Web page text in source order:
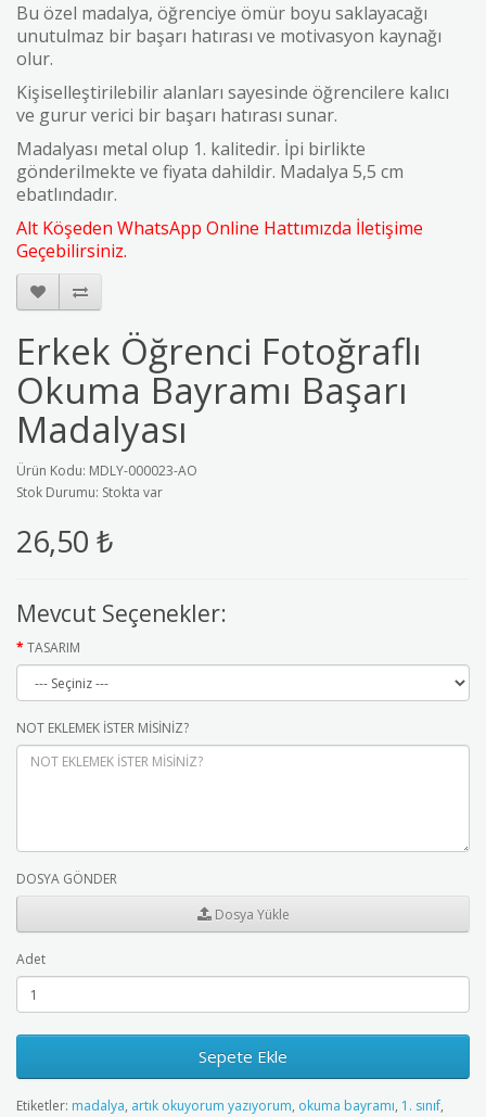
Bu özel madalya, öğrenciye ömür boyu saklayacağı
unutulmaz bir başarı hatırası ve motivasyon kaynağı
olur.
Kişiselleştirilebilir alanları sayesinde öğrencilere kalıcı
ve gurur verici bir başarı hatırası sunar.
Madalyası metal olup 1. kalitedir. İpi birlikte
gönderilmekte ve fiyata dahildir. Madalya 5,5 cm
ebatlındadır.
Alt Köşeden WhatsApp Online Hattımızda İletişime
Geçebilirsiniz.
Erkek Öğrenci Fotoğraflı
Okuma Bayramı Başarı
Madalyası
Ürün Kodu: MDLY-000023-AO
Stok Durumu: Stokta var
26,50 ₺
Mevcut Seçenekler:
TASARIM
NOT EKLEMEK İSTER MİSİNİZ?
DOSYA GÖNDER
Dosya Yükle
Adet
Sepete Ekle
Etiketler: madalya, artık okuyorum yazıyorum, okuma bayramı, 1. sınıf,